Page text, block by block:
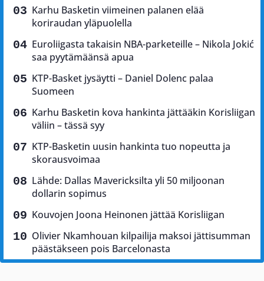
Karhu Basketin viimeinen palanen elää
koriraudan yläpuolella
Euroliigasta takaisin NBA-parketeille – Nikola Jokić
saa pyytämäänsä apua
KTP-Basket jysäytti – Daniel Dolenc palaa
Suomeen
Karhu Basketin kova hankinta jättääkin Korisliigan
väliin – tässä syy
KTP-Basketin uusin hankinta tuo nopeutta ja
skorausvoimaa
Lähde: Dallas Mavericksilta yli 50 miljoonan
dollarin sopimus
Kouvojen Joona Heinonen jättää Korisliigan
Olivier Nkamhouan kilpailija maksoi jättisumman
päästäkseen pois Barcelonasta